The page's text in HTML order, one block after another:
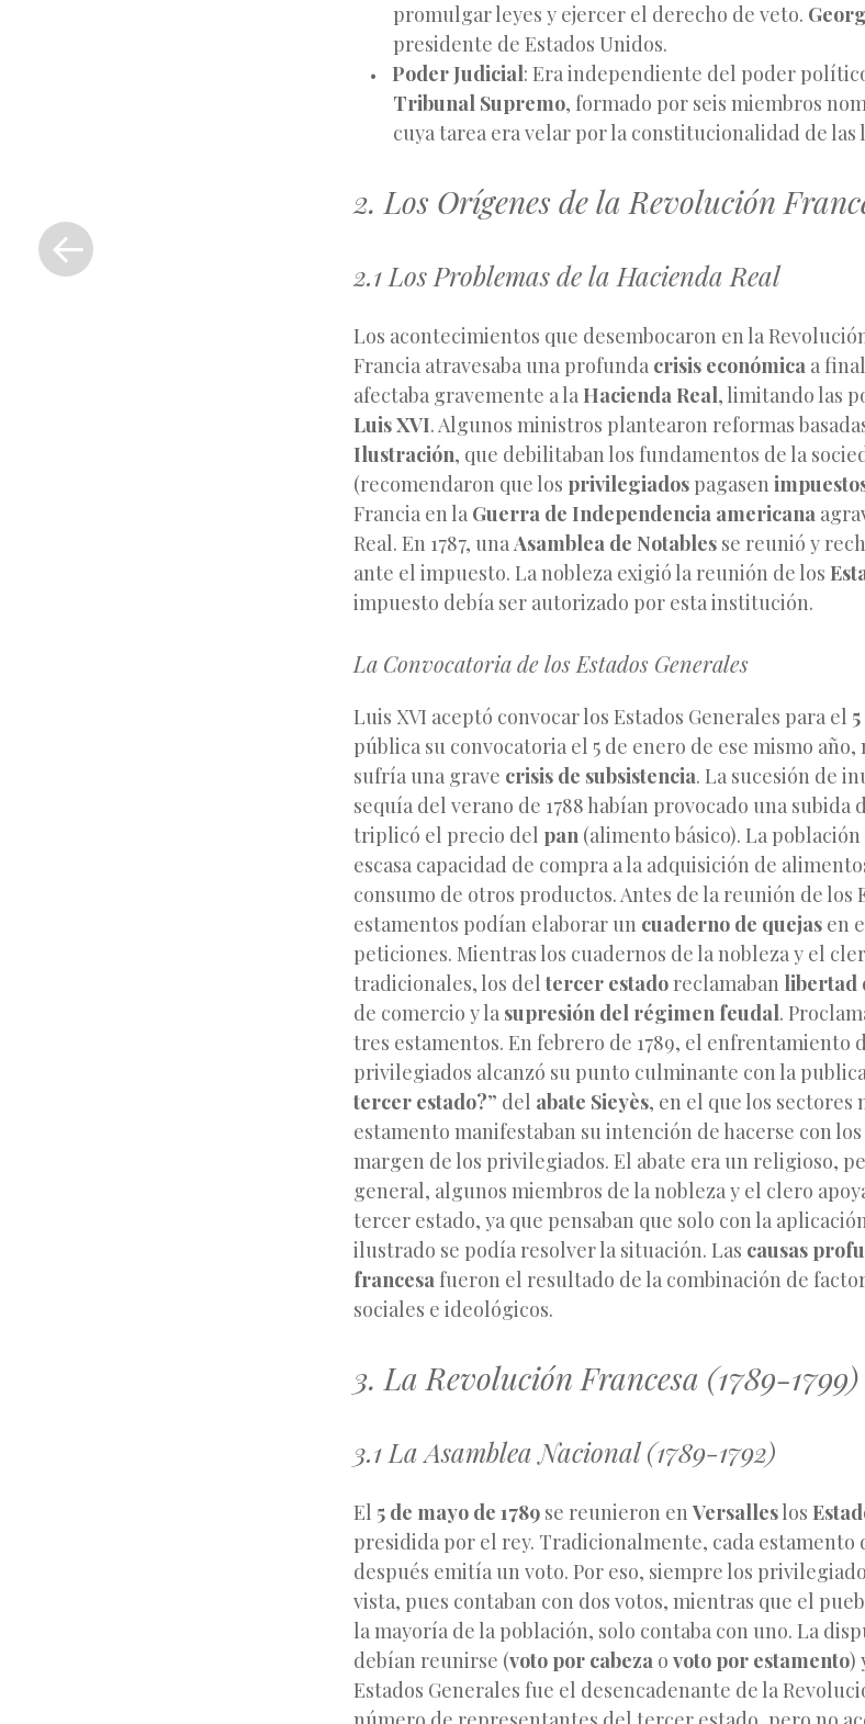
promulgar leyes y ejercer el derecho de veto.
presidente de Estados Unidos.
Poder Judicial: Era independiente del poder
Tribunal Supremo, formado por seis miembros
cuya tarea era velar por la constitucionalidad de las
2. Los Orígenes de la Revolución
2.1 Los Problemas de la Hacienda Real
Los acontecimientos que desembocaron en la
Francia atravesaba una profunda crisis económica a
afectaba gravemente a la Hacienda Real, limitando las
Luis XVI. Algunos ministros plantearon reformas
Ilustración, que debilitaban los fundamentos de la
(recomendaron que los privilegiados pagasen
Francia en la Guerra de Independencia americana
Real. En 1787, unaAsamblea de Notables se reunió y
ante el impuesto. La nobleza exigió la reunión de los
impuesto debía ser autorizado por esta institución.
La Convocatoria de los Estados Generales
Luis XVI aceptó convocar los Estados Generales para el
pública su convocatoria el 5 de enero de ese mismo
sufría una grave crisis de subsistencia. La sucesión de
sequía del verano de 1788 habían provocado una subida
triplicó el precio del pan (alimento básico). La
escasa capacidad de compra a la adquisición de
consumo de otros productos. Antes de la reunión de los
estamentos podían elaborar un cuaderno de quejas en
peticiones. Mientras los cuadernos de la nobleza y el
tradicionales, los deltercer estado reclamaban libertad
de comercio y la supresión del régimen feudal.
tres estamentos. En febrero de 1789, el enfrentamiento
privilegiados alcanzó su punto culminante con la
tercer estado?” del abate Sieyès, en el que los sectores
estamento manifestaban su intención de hacerse con
margen de los privilegiados. El abate era un religioso,
general, algunos miembros de la nobleza y el clero
tercer estado, ya que pensaban que solo con la
ilustrado se podía resolver la situación. Las causas
francesafueron el resultado de la combinación de
sociales e ideológicos.
3. La Revolución Francesa (1789-1799)
3.1 La Asamblea Nacional (1789-1792)
El 5 de mayo de 1789 se reunieron en Versalleslos
presidida por el rey. Tradicionalmente, cada estamento
después emitía un voto. Por eso, siempre los
vista, pues contaban con dos votos, mientras que el
la mayoría de la población, solo contaba con uno. La
debían reunirse (voto por cabeza o voto por estamento)
Estados Generales fue el desencadenante de la
Entrada
anterior